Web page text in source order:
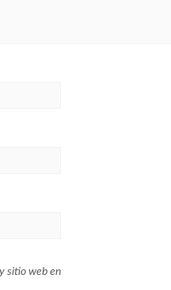
sitio web en